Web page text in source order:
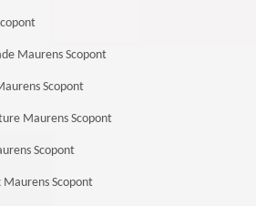
Maurens Scopont
Scopont
Maurens Scopont
Scopont
Scopont